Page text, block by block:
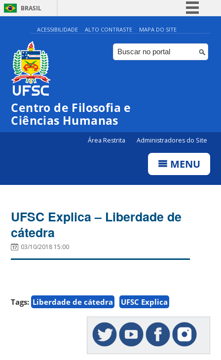
BRASIL
Simplifique!
Comunica BR
Participe
ACESSIBILIDADE ALTO CONTRASTE MAPA DO SITE
Centro de Filosofia e
Ciências Humanas
Área Restrita Administradores do Site
MENU
UFSC Explica – Liberdade de
cátedra
03/10/2018 15:00
Tags: Liberdade de cátedra UFSC Explica